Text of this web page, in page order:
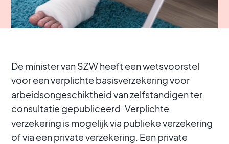
De minister van SZW heeft een wetsvoorstel
voor een verplichte basisverzekering voor
arbeidsongeschiktheid van zelfstandigen ter
consultatie gepubliceerd. Verplichte
verzekering is mogelijk via publieke verzekering
of via een private verzekering. Een private